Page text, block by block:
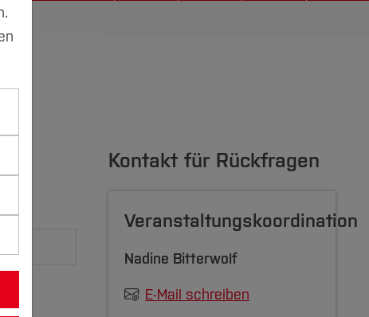
Kontakt für Rückfragen
Veranstaltungskoordination
Nadine Bitterwolf
E-Mail schreiben